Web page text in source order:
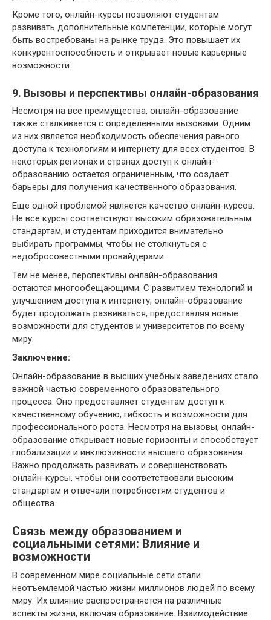
Кроме того, онлайн-курсы позволяют студентам
развивать дополнительные компетенции, которые могут
быть востребованы на рынке труда. Это повышает их
конкурентоспособность и открывает новые карьерные
возможности.
9. Вызовы и перспективы онлайн-образования
Несмотря на все преимущества, онлайн-образование
также сталкивается с определенными вызовами. Одним
из них является необходимость обеспечения равного
доступа к технологиям и интернету для всех студентов. В
некоторых регионах и странах доступ к онлайн-
образованию остается ограниченным, что создает
барьеры для получения качественного образования.
Еще одной проблемой является качество онлайн-курсов.
Не все курсы соответствуют высоким образовательным
стандартам, и студентам приходится внимательно
выбирать программы, чтобы не столкнуться с
недобросовестными провайдерами.
Тем не менее, перспективы онлайн-образования
остаются многообещающими. С развитием технологий и
улучшением доступа к интернету, онлайн-образование
будет продолжать развиваться, предоставляя новые
возможности для студентов и университетов по всему
миру.
Заключение:
Онлайн-образование в высших учебных заведениях стало
важной частью современного образовательного
процесса. Оно предоставляет студентам доступ к
качественному обучению, гибкость и возможности для
профессионального роста. Несмотря на вызовы, онлайн-
образование открывает новые горизонты и способствует
глобализации и инклюзивности высшего образования.
Важно продолжать развивать и совершенствовать
онлайн-курсы, чтобы они соответствовали высоким
стандартам и отвечали потребностям студентов и
общества.
Связь между образованием и
социальными сетями: Влияние и
возможности
В современном мире социальные сети стали
неотъемлемой частью жизни миллионов людей по всему
миру. Их влияние распространяется на различные
аспекты жизни, включая образование. Взаимодействие